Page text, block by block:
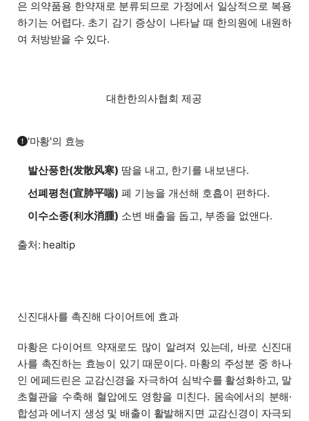
은 의약품용 한약재로 분류되므로 가정에서 일상적으로 복용
하기는 어렵다. 초기 감기 증상이 나타날 때 한의원에 내원하
여 처방받을 수 있다.
대한한의사협회 제공
'마황'의 효능
발산풍한(发散风寒) 땀을 내고, 한기를 내보낸다.
선폐평천(宣肺平喘) 폐 기능을 개선해 호흡이 편하다.
이수소종(利水消腫) 소변 배출을 돕고, 부종을 없앤다.
출처: healtip
신진대사를 촉진해 다이어트에 효과
마황은 다이어트 약재로도 많이 알려져 있는데, 바로 신진대
사를 촉진하는 효능이 있기 때문이다. 마황의 주성분 중 하나
인 에페드린은 교감신경을 자극하여 심박수를 활성화하고, 말
초혈관을 수축해 혈압에도 영향을 미친다. 몸속에서의 분해·
합성과 에너지 생성 및 배출이 활발해지면 교감신경이 자극되